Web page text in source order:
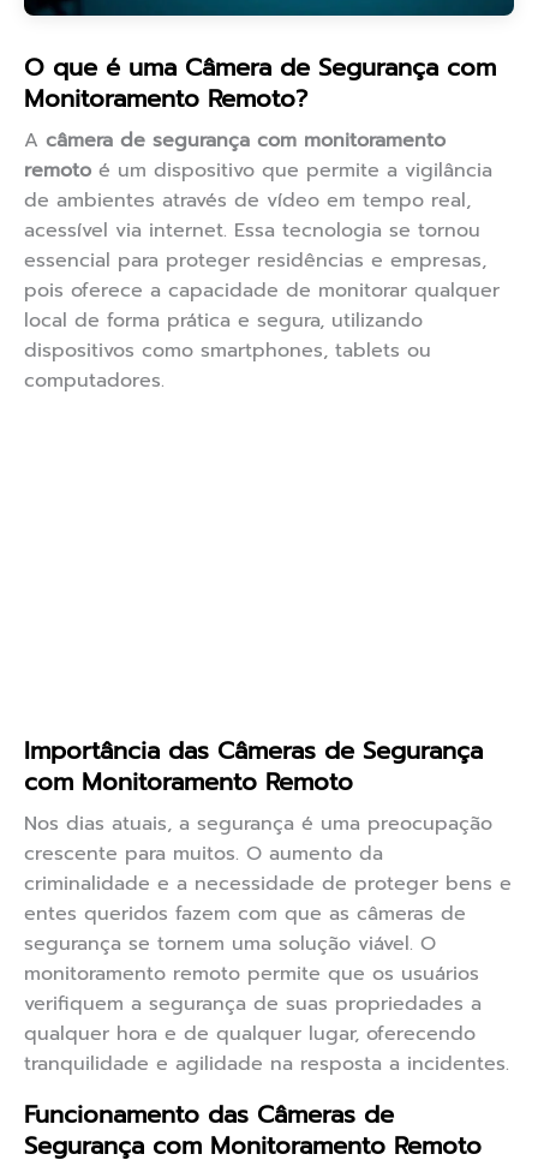
O que é uma Câmera de Segurança com
Monitoramento Remoto?
A câmera de segurança com monitoramento
remoto é um dispositivo que permite a vigilância
de ambientes através de vídeo em tempo real,
acessível via internet. Essa tecnologia se tornou
essencial para proteger residências e empresas,
pois oferece a capacidade de monitorar qualquer
local de forma prática e segura, utilizando
dispositivos como smartphones, tablets ou
computadores.
Importância das Câmeras de Segurança
com Monitoramento Remoto
Nos dias atuais, a segurança é uma preocupação
crescente para muitos. O aumento da
criminalidade e a necessidade de proteger bens e
entes queridos fazem com que as câmeras de
segurança se tornem uma solução viável. O
monitoramento remoto permite que os usuários
verifiquem a segurança de suas propriedades a
qualquer hora e de qualquer lugar, oferecendo
tranquilidade e agilidade na resposta a incidentes.
Funcionamento das Câmeras de
Segurança com Monitoramento Remoto